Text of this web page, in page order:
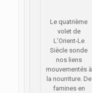
Le quatrième
volet de
L’Orient-Le
Siècle sonde
nos liens
mouvementés à
la nourriture. De
famines en